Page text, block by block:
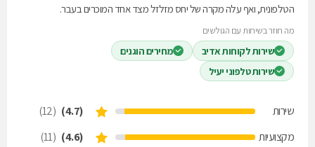
הטלפונית, ואף עלה מקרה של יחס מזלזל מצד אחד המוכרים בעבר.
מה חוזר בשיחות עם הגולשים
שירות לקוחות אדיב
מחירים הוגנים
שירות טלפוני יעיל
שירות (4.7)
(12)
מקצועיות
(4.6)
(11)